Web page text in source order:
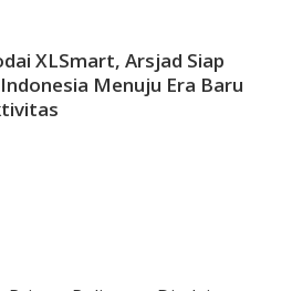
XLSmart, Arsjad Siap
Menuju Era Baru